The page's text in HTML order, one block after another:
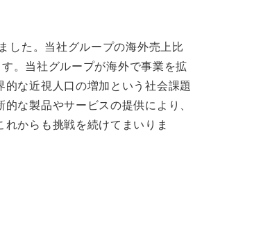
した。当社グループの海外売上比
。当社グループが海外で事業を拡
な近視人口の増加という社会課題
な製品やサービスの提供により、
からも挑戦を続けてまいりま